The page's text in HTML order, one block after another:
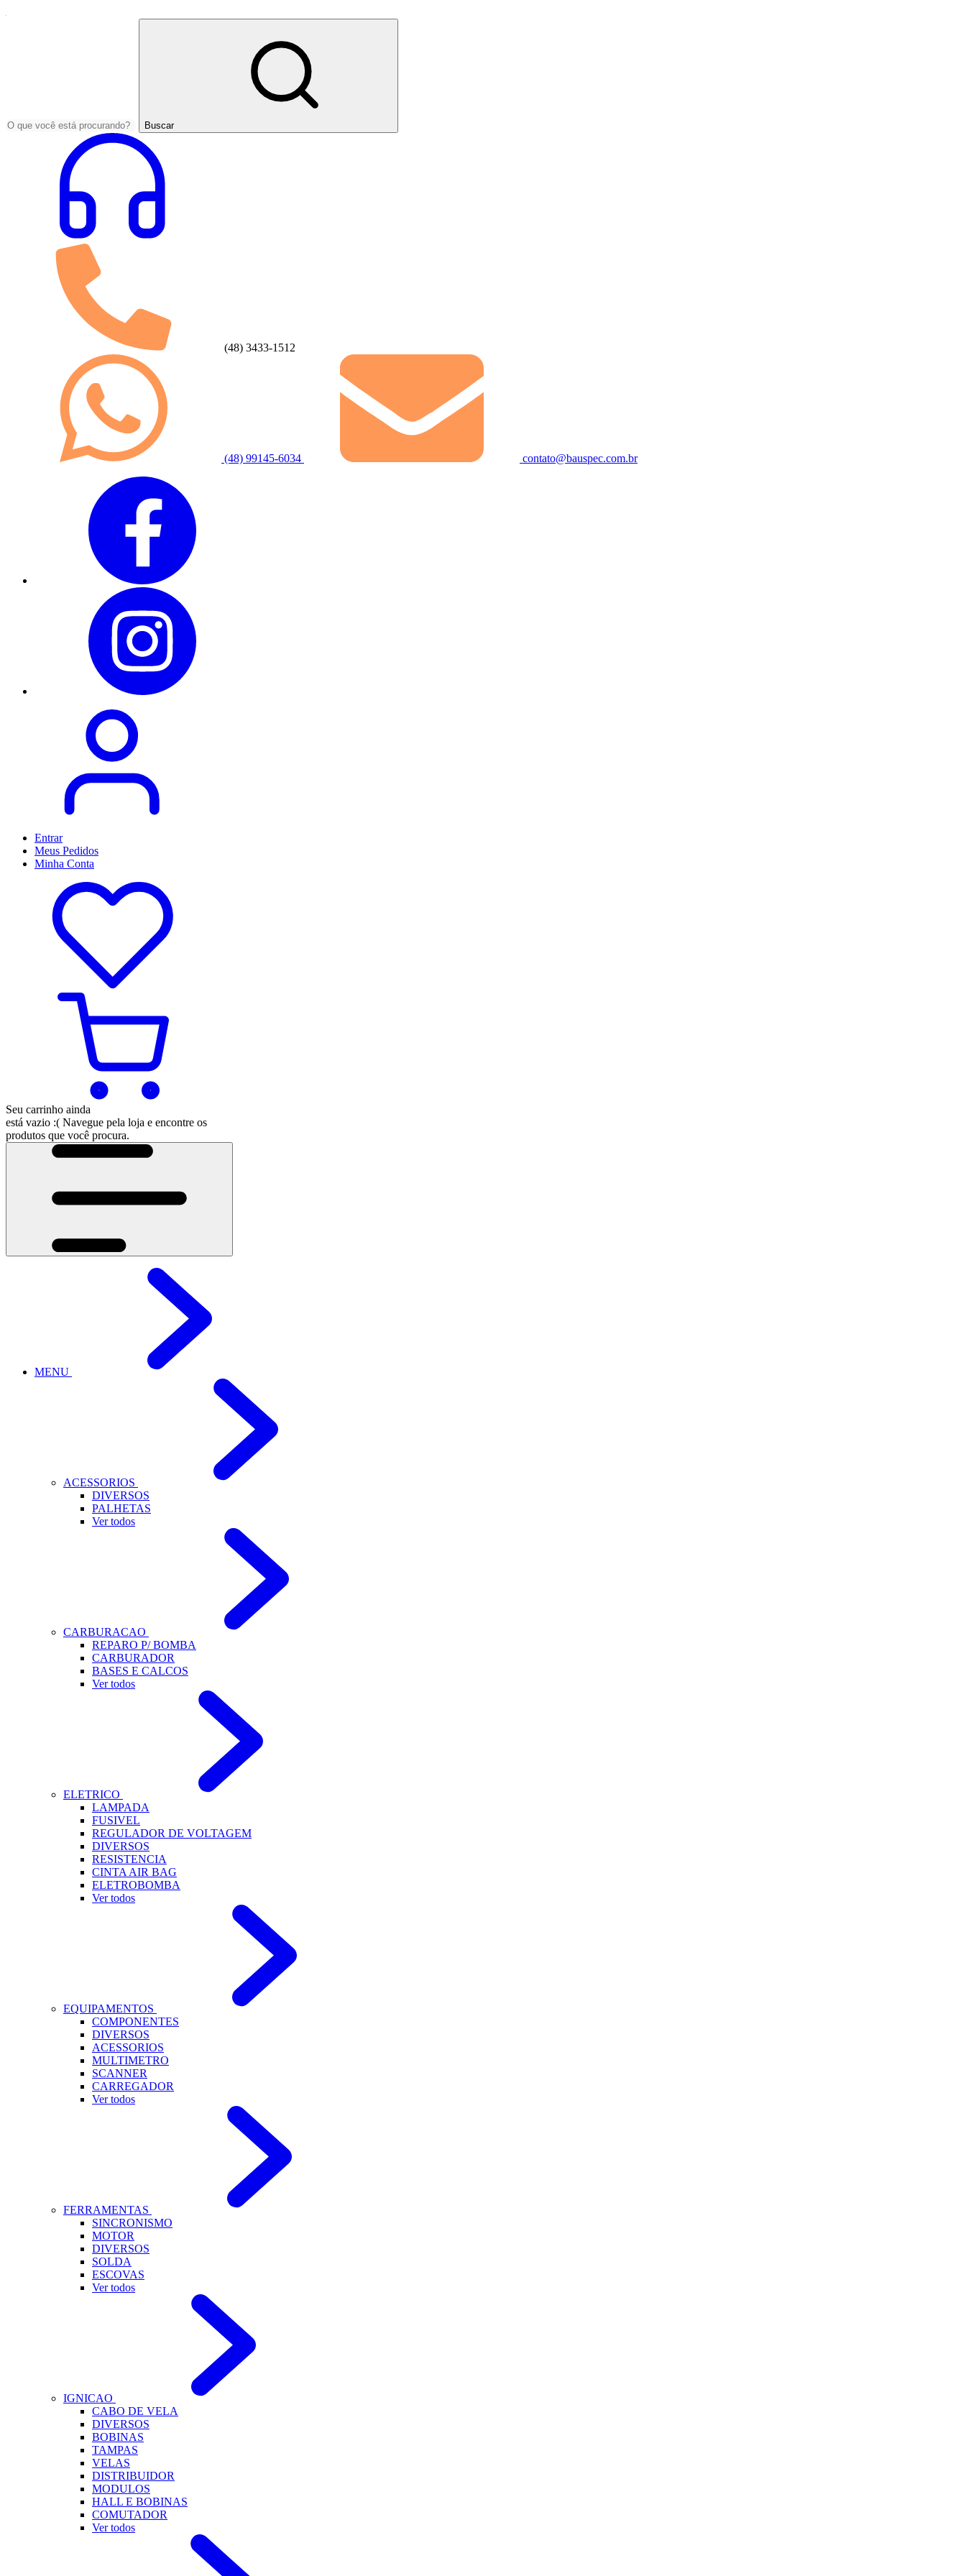
Buscar
(48) 3433-1512
(48) 99145-6034 contato@bauspec.com.br
Entrar
Meus Pedidos
Minha Conta
Seu carrinho ainda
está vazio :( Navegue pela loja e encontre os
produtos que você procura.
MENU
ACESSORIOS
DIVERSOS
PALHETAS
Ver todos
CARBURACAO
REPARO P/ BOMBA
CARBURADOR
BASES E CALCOS
Ver todos
ELETRICO
LAMPADA
FUSIVEL
REGULADOR DE VOLTAGEM
DIVERSOS
RESISTENCIA
CINTA AIR BAG
ELETROBOMBA
Ver todos
EQUIPAMENTOS
COMPONENTES
DIVERSOS
ACESSORIOS
MULTIMETRO
SCANNER
CARREGADOR
Ver todos
FERRAMENTAS
SINCRONISMO
MOTOR
DIVERSOS
SOLDA
ESCOVAS
Ver todos
IGNICAO
CABO DE VELA
DIVERSOS
BOBINAS
TAMPAS
VELAS
DISTRIBUIDOR
MODULOS
HALL E BOBINAS
COMUTADOR
Ver todos